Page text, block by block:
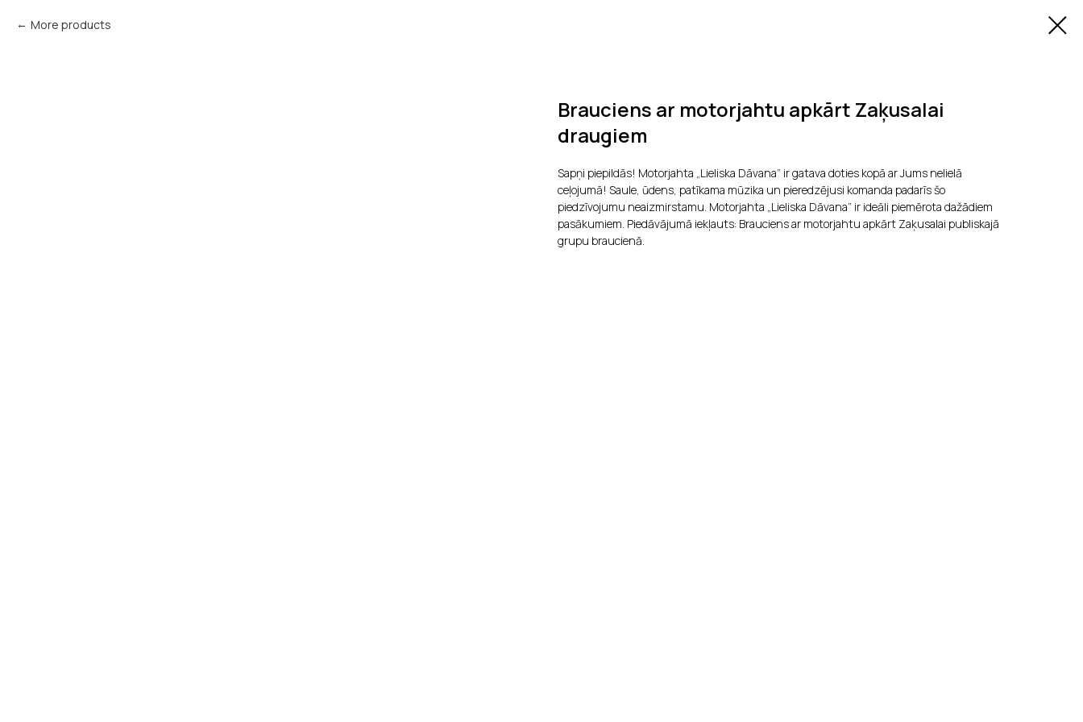
More products
Brauciens ar motorjahtu apkārt Zaķusalai
draugiem
Sapņi piepildās! Motorjahta „Lieliska Dāvana” ir gatava doties kopā ar Jums nelielā
ceļojumā! Saule, ūdens, patīkama mūzika un pieredzējusi komanda padarīs šo
piedzīvojumu neaizmirstamu. Motorjahta „Lieliska Dāvana” ir ideāli piemērota dažādiem
pasākumiem. Piedāvājumā iekļauts: Brauciens ar motorjahtu apkārt Zaķusalai publiskajā
grupu braucienā.